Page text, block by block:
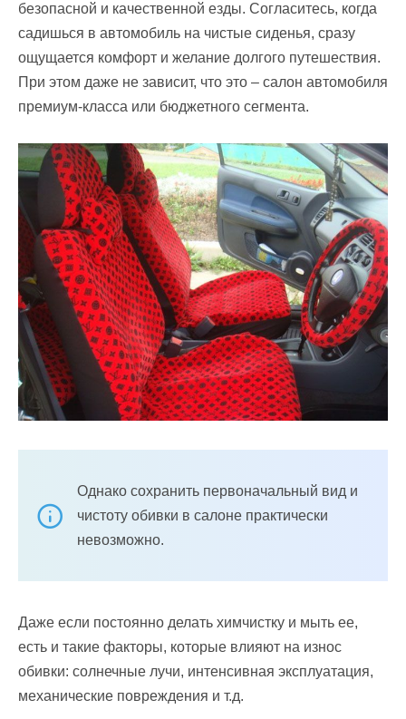
безопасной и качественной езды. Согласитесь, когда
садишься в автомобиль на чистые сиденья, сразу
ощущается комфорт и желание долгого путешествия.
При этом даже не зависит, что это – салон автомобиля
премиум-класса или бюджетного сегмента.
Однако сохранить первоначальный вид и
чистоту обивки в салоне практически
невозможно.
Даже если постоянно делать химчистку и мыть ее,
есть и такие факторы, которые влияют на износ
обивки: солнечные лучи, интенсивная эксплуатация,
механические повреждения и т.д.